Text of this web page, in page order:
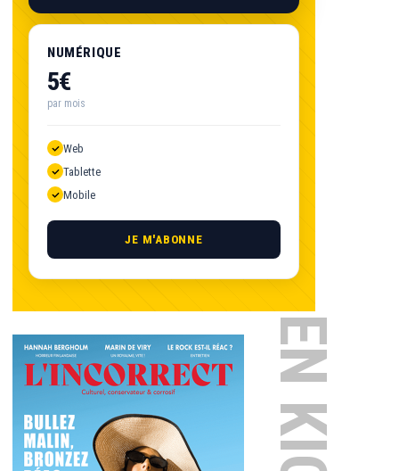
NUMÉRIQUE
5€
par mois
Web
Tablette
Mobile
JE M'ABONNE